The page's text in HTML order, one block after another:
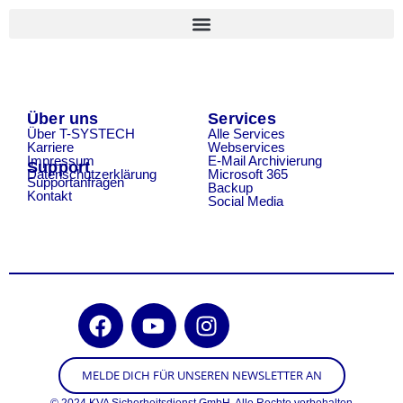
Über uns
Über T-SYSTECH
Karriere
Impressum
Datenschutzerklärung
Services
Alle Services
Webservices
E-Mail Archivierung
Microsoft 365
Backup
Social Media
Support
Supportanfragen
Kontakt
MELDE DICH FÜR UNSEREN NEWSLETTER AN